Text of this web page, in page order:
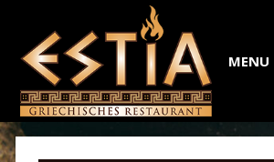
MENU